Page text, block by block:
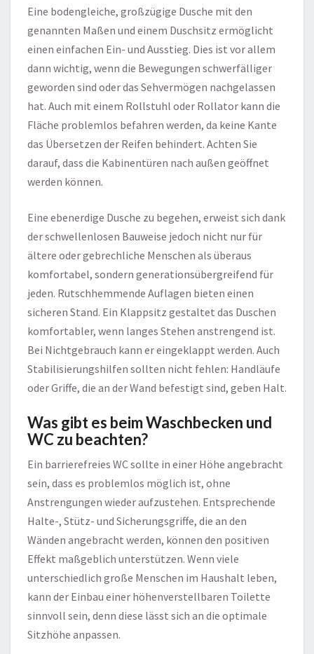
Eine bodengleiche, großzügige Dusche mit den
genannten Maßen und einem Duschsitz ermöglicht
einen einfachen Ein- und Ausstieg. Dies ist vor allem
dann wichtig, wenn die Bewegungen schwerfälliger
geworden sind oder das Sehvermögen nachgelassen
hat. Auch mit einem Rollstuhl oder Rollator kann die
Fläche problemlos befahren werden, da keine Kante
das Übersetzen der Reifen behindert. Achten Sie
darauf, dass die Kabinentüren nach außen geöffnet
werden können.
Eine ebenerdige Dusche zu begehen, erweist sich dank
der schwellenlosen Bauweise jedoch nicht nur für
ältere oder gebrechliche Menschen als überaus
komfortabel, sondern generationsübergreifend für
jeden. Rutschhemmende Auflagen bieten einen
sicheren Stand. Ein Klappsitz gestaltet das Duschen
komfortabler, wenn langes Stehen anstrengend ist.
Bei Nichtgebrauch kann er eingeklappt werden. Auch
Stabilisierungshilfen sollten nicht fehlen: Handläufe
oder Griffe, die an der Wand befestigt sind, geben Halt.
Was gibt es beim Waschbecken und
WC zu beachten?
Ein barrierefreies WC sollte in einer Höhe angebracht
sein, dass es problemlos möglich ist, ohne
Anstrengungen wieder aufzustehen. Entsprechende
Halte-, Stütz- und Sicherungsgriffe, die an den
Wänden angebracht werden, können den positiven
Effekt maßgeblich unterstützen. Wenn viele
unterschiedlich große Menschen im Haushalt leben,
kann der Einbau einer höhenverstellbaren Toilette
sinnvoll sein, denn diese lässt sich an die optimale
Sitzhöhe anpassen.